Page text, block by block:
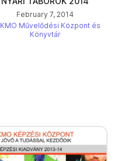
February 7, 2014
KMO Művelődési Központ és
Könyvtár